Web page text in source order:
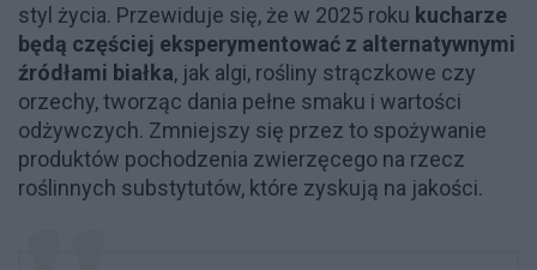
styl życia. Przewiduje się, że w 2025 roku kucharze
będą częściej eksperymentować z alternatywnymi
źródłami białka, jak algi, rośliny strączkowe czy
orzechy, tworząc dania pełne smaku i wartości
odżywczych. Zmniejszy się przez to spożywanie
produktów pochodzenia zwierzęcego na rzecz
roślinnych substytutów, które zyskują na jakości.